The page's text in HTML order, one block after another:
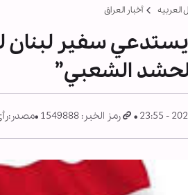
العربیه أخبار العراق
يستدعي سفير لبنان
الشعبي”
رمز الخبر: 1549888 مصدر: